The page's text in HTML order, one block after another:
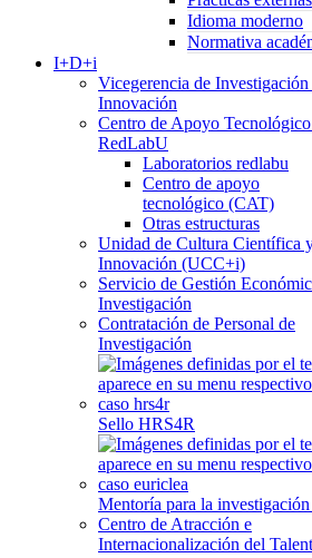
Idioma moderno
Normativa
I+D+i
Vicegerencia de Investigación
Innovación
Centro de Apoyo
RedLabU
Laboratorios redlabu
Centro de apoyo
tecnológico (CAT)
Otras estructuras
Unidad de Cultura Científica
Innovación (UCC+i)
Servicio de Gestión
Investigación
Contratación de Personal de
Investigación
Sello HRS4R
Mentoría para la
Centro de Atracción e
Internacionalización del